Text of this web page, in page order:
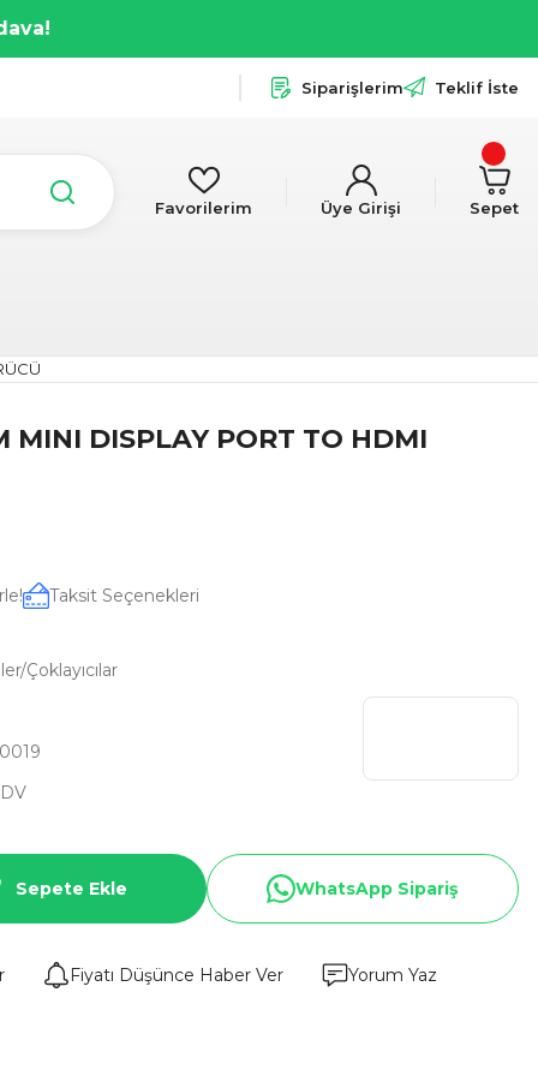
Siparişlerim Teklif İste
Favorilerim Üye Girişi Sepet
MINI DISPLAY PORT TO HDMI
Taksit Seçenekleri
Çoklayıcılar
Sepete Ekle WhatsApp Sipariş
Fiyatı Düşünce Haber Ver Yorum Yaz